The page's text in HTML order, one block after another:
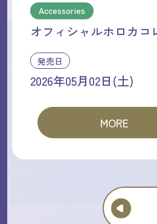
Accessories
オフィシャルホロカコ
発売日
2026年05月02日(土)
MORE